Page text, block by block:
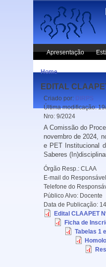
Skip to main content
Apresentação
Home
EDITAL
Criado por: DIRPS
Última modificação:
Nro:9/2024
A Comissão do
novembro de 2024,
e PET Institucional
Saberes
Órgão Resp.:CLAA
E-mail do
Telefone do
Público Alvo: Docente
Data de Publicação:
Edital CLAAPET
Ficha de
Tabelas 1